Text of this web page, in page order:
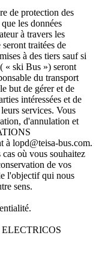
de protection des
les données
à travers les
traitées de
à des tiers sauf si
« ski Bus ») seront
du transport
but de gérer et de
intéressées et de
services. Vous
d'annulation et
lopd@teisa-bus.com.
où vous souhaitez
de vos
l'objectif qui nous
sens.
ELECTRICOS